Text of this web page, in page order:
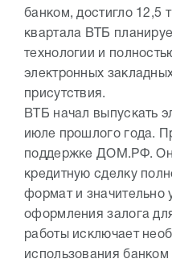
банком, достигло 12,5
квартала ВТБ
технологии и
электронных
присутствия.
ВТБ начал выпускать
июле прошлого года.
поддержке ДОМ.РФ. Он
кредитную сделку
формат и значительно
оформления залога
работы исключает
использования